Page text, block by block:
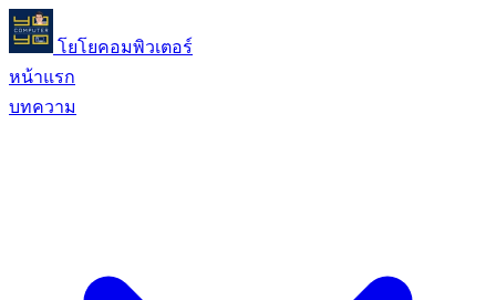
โยโยคอมพิวเตอร์
หน้าแรก
บทความ